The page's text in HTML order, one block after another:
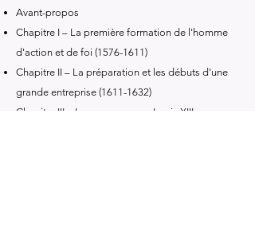
Avant-propos
Chapitre I – La première formation de l'homme
d'action et de foi (1576-1611)
Chapitre II – La préparation et les débuts d'une
grande entreprise (1611-1632)
Chapitre III – Les œuvres sous Louis XIII